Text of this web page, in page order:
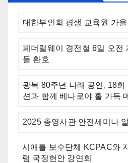
대한부인회 평생 교육원 가
페더럴웨이 경전철 6일 오전
들 환호
광복 80주년 나래 공연, 18회
션과 함께 베나로야 홀 가득
2025 총영사관 안전세미나
시애틀 보수단체 KCPAC와
럼 국정현안 강연회